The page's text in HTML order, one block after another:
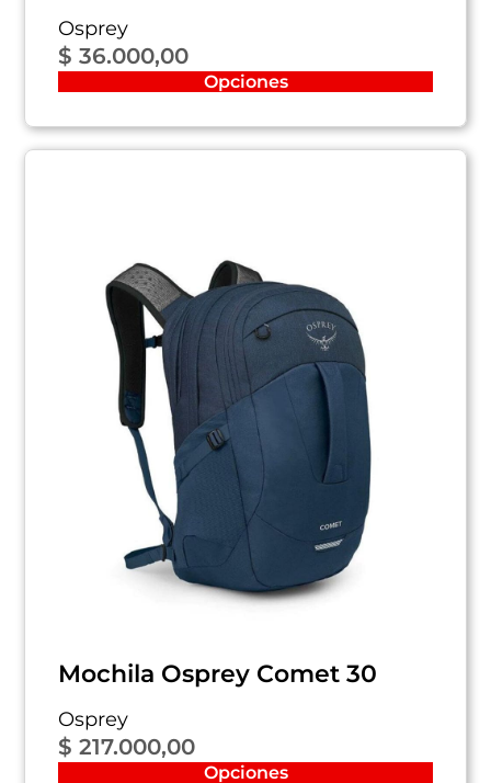
Osprey
$ 36.000,00
Opciones
Mochila Osprey Comet 30
Osprey
$ 217.000,00
Opciones